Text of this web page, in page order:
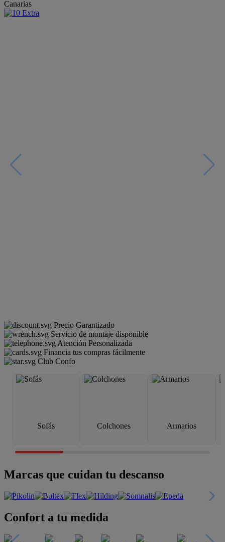
Canarias
Precio Garantizado
Servicio de montaje disponible
Atención Personalizada
Financia tus compras fácilmente
Club Confo
Sofás Colchones Armarios
Marcas que cuidan tu descanso
Confort a tu medida